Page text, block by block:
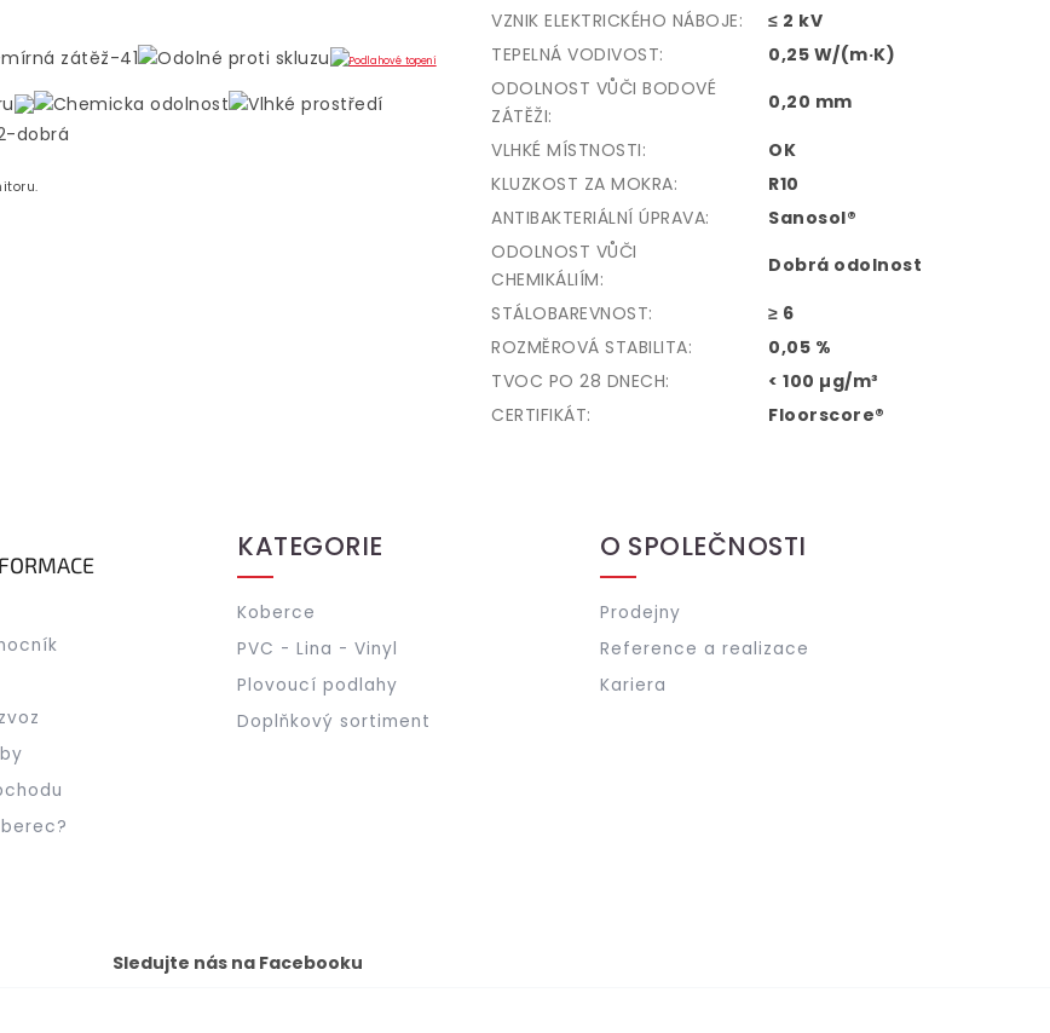
VZNIK ELEKTRICKÉHO NÁBOJE:
≤ 2 kV
TEPELNÁ VODIVOST:
0,25 W/(m·K)
ODOLNOST VŮČI BODOVÉ
ZÁTĚŽI:
0,20 mm
VLHKÉ MÍSTNOSTI:
OK
KLUZKOST ZA MOKRA:
R10
ANTIBAKTERIÁLNÍ ÚPRAVA:
Sanosol®
ODOLNOST VŮČI
CHEMIKÁLIÍM:
Dobrá odolnost
STÁLOBAREVNOST:
≥ 6
ROZMĚROVÁ STABILITA:
0,05 %
TVOC PO 28 DNECH:
< 100 µg/m³
CERTIFIKÁT:
Floorscore®
KATEGORIE
Koberce
PVC - Lina - Vinyl
Plovoucí podlahy
Doplňkový sortiment
O SPOLEČNOSTI
Prodejny
Reference a realizace
Kariera
Sledujte nás na Facebooku